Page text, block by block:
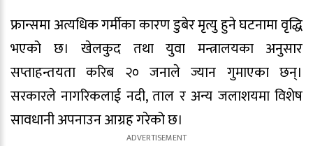
फ्रान्समा अत्यधिक गर्मीका कारण डुबेर मृत्यु हुने घटनामा वृद्धि
भएको छ। खेलकुद तथा युवा मन्त्रालयका अनुसार
सप्ताहन्तयता करिब २० जनाले ज्यान गुमाएका छन्।
सरकारले नागरिकलाई नदी, ताल र अन्य जलाशयमा विशेष
सावधानी अपनाउन आग्रह गरेको छ।